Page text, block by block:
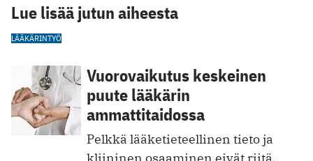
Lue lisää jutun aiheesta
LÄÄKÄRINTYÖ
Vuorovaikutus keskeinen
puute lääkärin
ammattitaidossa
Pelkkä lääketieteellinen tieto ja
kliininen osaaminen eivät riitä,